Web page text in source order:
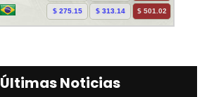
Últimas Noticias